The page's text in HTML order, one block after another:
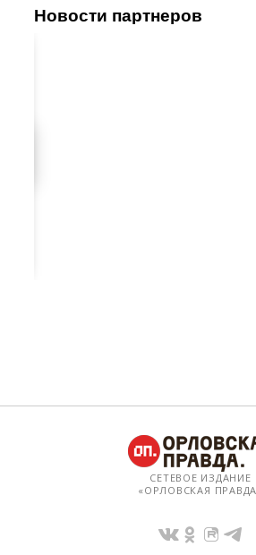
Новости партнеров
СЕТЕВОЕ ИЗДАНИЕ
«ОРЛОВСКАЯ